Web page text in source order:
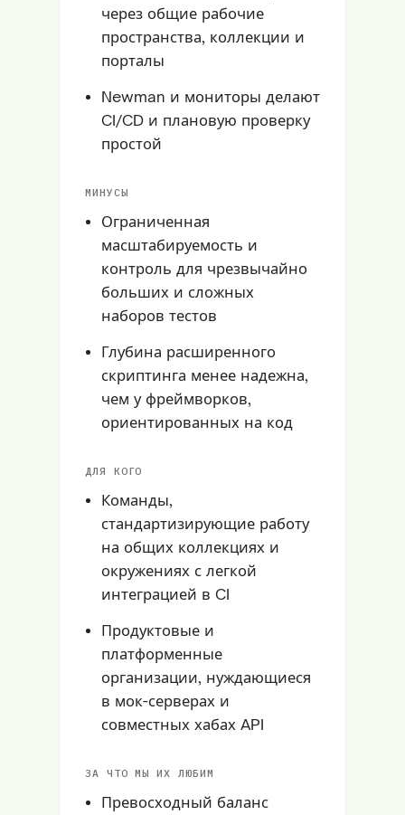
через общие рабочие
пространства, коллекции и
порталы
Newman и мониторы делают
CI/CD и плановую проверку
простой
МИНУСЫ
Ограниченная
масштабируемость и
контроль для чрезвычайно
больших и сложных
наборов тестов
Глубина расширенного
скриптинга менее надежна,
чем у фреймворков,
ориентированных на код
ДЛЯ КОГО
Команды,
стандартизирующие работу
на общих коллекциях и
окружениях с легкой
интеграцией в CI
Продуктовые и
платформенные
организации, нуждающиеся
в мок-серверах и
совместных хабах API
ЗА ЧТО МЫ ИХ ЛЮБИМ
Превосходный баланс